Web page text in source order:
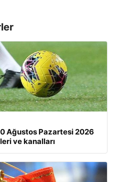
Ağustos Pazartesi 2026
ve kanalları